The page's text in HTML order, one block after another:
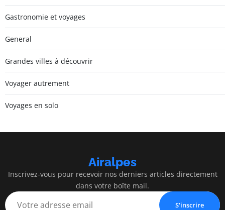
Gastronomie et voyages
General
Grandes villes à découvrir
Voyager autrement
Voyages en solo
Airalpes
Inscrivez-vous pour recevoir nos derniers articles directement
dans votre boîte mail.
S'inscrire